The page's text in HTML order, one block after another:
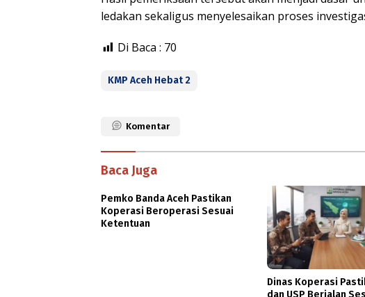
ledakan sekaligus menyelesaikan proses
Di Baca : 70
KMP Aceh Hebat 2
Komentar
Baca Juga
Pemko Banda Aceh Pastikan
Koperasi Beroperasi Sesuai
Ketentuan
Dinas Koperasi